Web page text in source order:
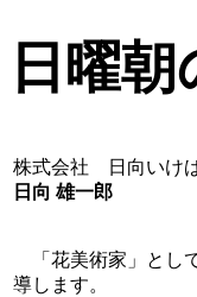
日曜
株式会社 日向いけ
日向 雄一郎
「花美術家」とし
導します。